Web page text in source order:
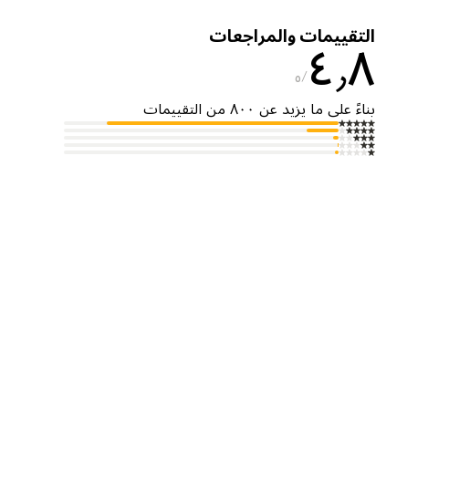
التقييمات والمراجعات
٤٫٨ ٥
بناءً على ما يزيد عن ٨٠٠ من التقييمات